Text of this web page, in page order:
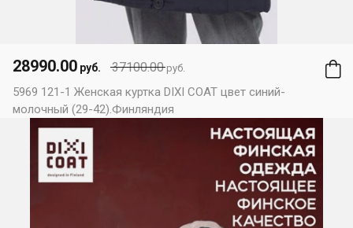
37100.00руб.
28990.00 руб.
5969 121-1 Женская куртка DIXI COAT цвет синий-
молочный (29-42).Финляндия